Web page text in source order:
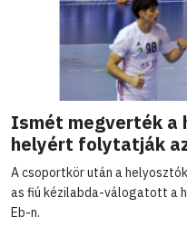
Ismét megverték a
helyért folytatják
A csoportkör után a
as fiú kézilabda-válogatott a
Eb-n.